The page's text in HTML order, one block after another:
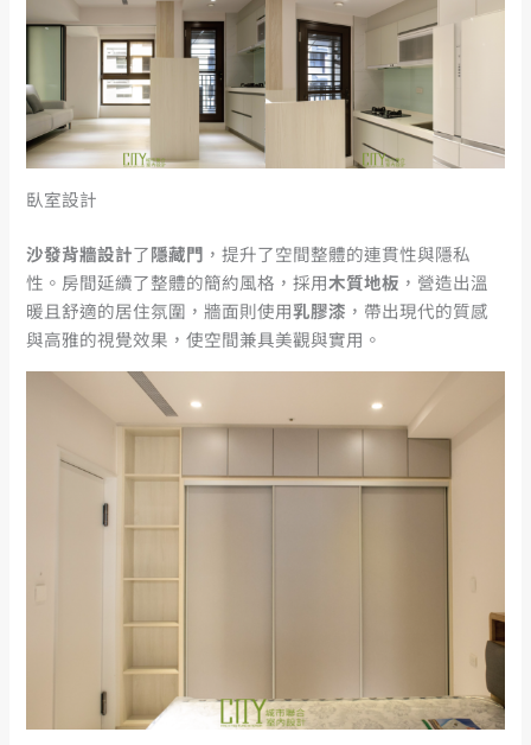
臥室設計
沙發背牆設計了隱藏門 ，提升了空間整體的連貫性與隱私
性。房間延續了整體的簡約風格，採用木質地板 ，營造出溫
暖且舒適的居住氛圍，牆面則使用乳膠漆 ，帶出現代的質感
與高雅的視覺效果，使空間兼具美觀與實用。